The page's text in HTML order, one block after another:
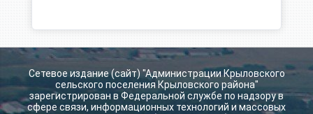
Сетевое издание (сайт) "Администрации Крыловского
сельского поселения Крыловского района"
зарегистрирован в Федеральной службе по надзору в
сфере связи, информационных технологий и массовых